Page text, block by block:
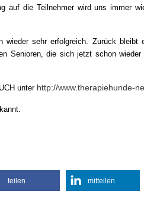
auf die Teilnehmer wird uns immer
wieder sehr erfolgreich. Zurück
Senioren, die sich jetzt schon
unter http://www.therapiehunde-
teilen mitteilen